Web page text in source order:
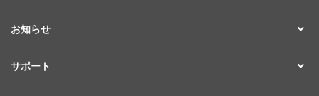
お知らせ
サポート